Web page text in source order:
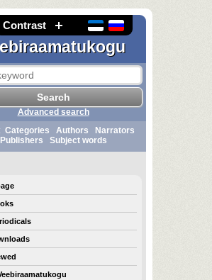
Contrast
Advanced search
Categories Authors
Narrators
Publishers
Subject words